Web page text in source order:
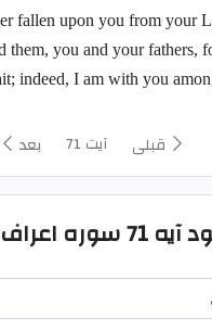
fallen upon you from
them, you and your fathers,
indeed, I am with you
قبلی آیت 71 بعد
اعراف صوتی